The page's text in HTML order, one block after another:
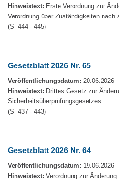
Hinweistext: Erste Verordnung zur
Verordnung über Zuständigkeiten nach
(S. 444 - 445)
Gesetzblatt 2026 Nr. 65
Veröffentlichungsdatum: 20.06.2026
Hinweistext: Drittes Gesetz zur
Sicherheitsüberprüfungsgesetzes
(S. 437 - 443)
Gesetzblatt 2026 Nr. 64
Veröffentlichungsdatum: 19.06.2026
Hinweistext: Verordnung zur